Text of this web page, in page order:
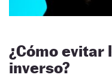
¿Cómo evitar
inverso?